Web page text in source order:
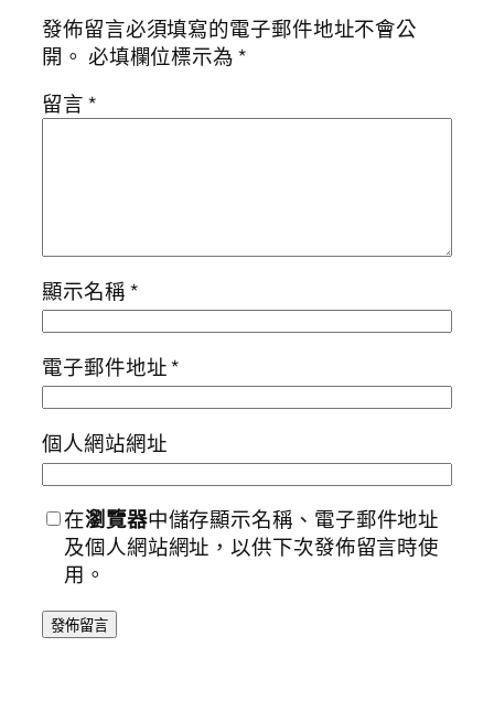
發佈留言必須填寫的電子郵件地址不會公
開。 必填欄位標示為*
留言*
顯示名稱*
電子郵件地址*
個人網站網址
在瀏覽器中儲存顯示名稱、電子郵件地址
及個人網站網址，以供下次發佈留言時使
用。